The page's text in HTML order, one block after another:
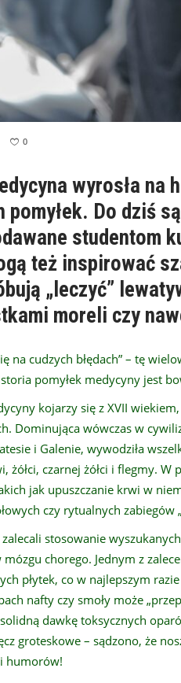
0
wyrosła na
Do dziś
studentom
też inspirować
„leczyć”
moreli czy
na cudzych błędach” – tę
pomyłek medycyny jest
kojarzy się z XVII
Dominująca wówczas w
i Galenie, wywodziła
żółci, czarnej żółci i flegmy.
jak upuszczanie krwi w
czy rytualnych zabiegów
stosowanie
chorego. Jednym z
płytek, co w najlepszym
nafty czy smoły może
dawkę toksycznych
groteskowe – sądzono, że
humorów!